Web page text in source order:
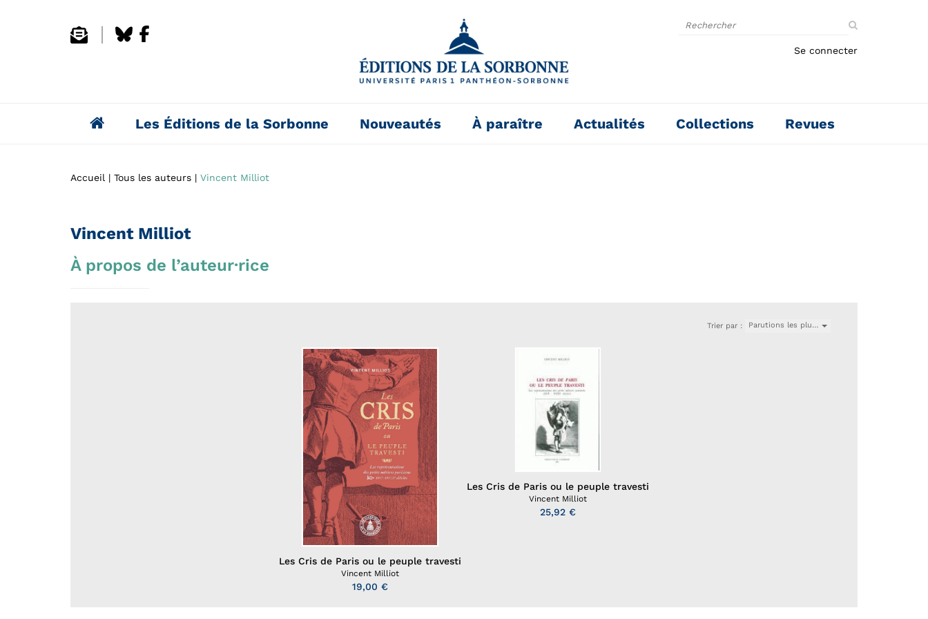
le
Se connecter
Les Éditions de la Sorbonne Nouveautés À paraître Actualités Collections Revues
Accueil Tous les auteurs Vincent Milliot
Vincent Milliot
À propos de l’auteur·rice
Trier par : Parutions les plu…
Les Cris de Paris ou le peuple travesti
Vincent Milliot
19,00 €
Les Cris de Paris ou le peuple travesti
Vincent Milliot
25,92 €